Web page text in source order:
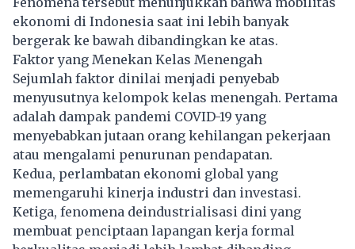
ekonomi di Indonesia saat ini lebih banyak
bergerak ke bawah dibandingkan ke atas.
Faktor yang Menekan Kelas Menengah
Sejumlah faktor dinilai menjadi penyebab
menyusutnya kelompok kelas menengah. Pertama
adalah dampak pandemi COVID-19 yang
menyebabkan jutaan orang kehilangan pekerjaan
atau mengalami penurunan pendapatan.
Kedua, perlambatan ekonomi global yang
memengaruhi kinerja industri dan investasi.
Ketiga, fenomena deindustrialisasi dini yang
membuat penciptaan lapangan kerja formal